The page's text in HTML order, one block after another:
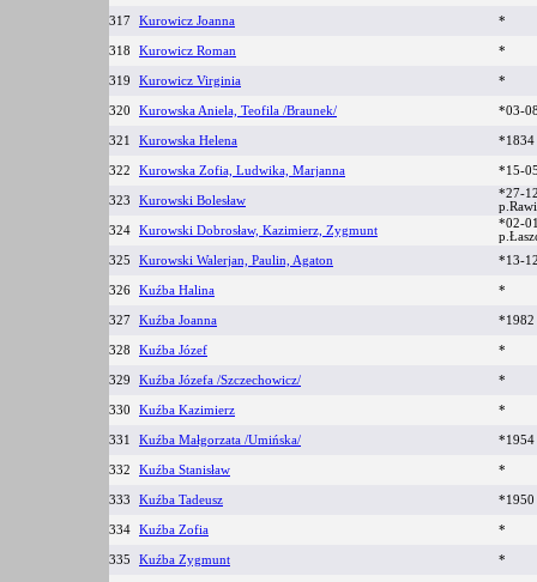
317 Kurowicz Joanna *
318 Kurowicz Roman *
319 Kurowicz Virginia *
320 Kurowska Aniela, Teofila /Braunek/ *03-
321 Kurowska Helena *1834
322 Kurowska Zofia, Ludwika, Marjanna *15-
323 Kurowski Bolesław
*27-
324
Kurowski Dobrosław, Kazimierz, Zygmunt
*02-
325
Kurowski Walerjan, Paulin, Agaton *13-
326 Kuźba Halina *
327 Kuźba Joanna *1982
328 Kuźba Józef *
329 Kuźba Józefa /Szczechowicz/ *
330 Kuźba Kazimierz *
331 Kuźba Małgorzata /Umińska/ *1954
332 Kuźba Stanisław *
333 Kuźba Tadeusz *1950
334 Kuźba Zofia *
335 Kuźba Zygmunt *